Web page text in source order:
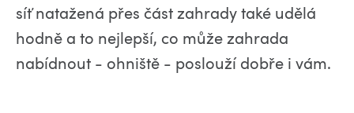
síť natažená přes část zahrady také udělá
hodně a to nejlepší, co může zahrada
nabídnout - ohniště - poslouží dobře i vám.